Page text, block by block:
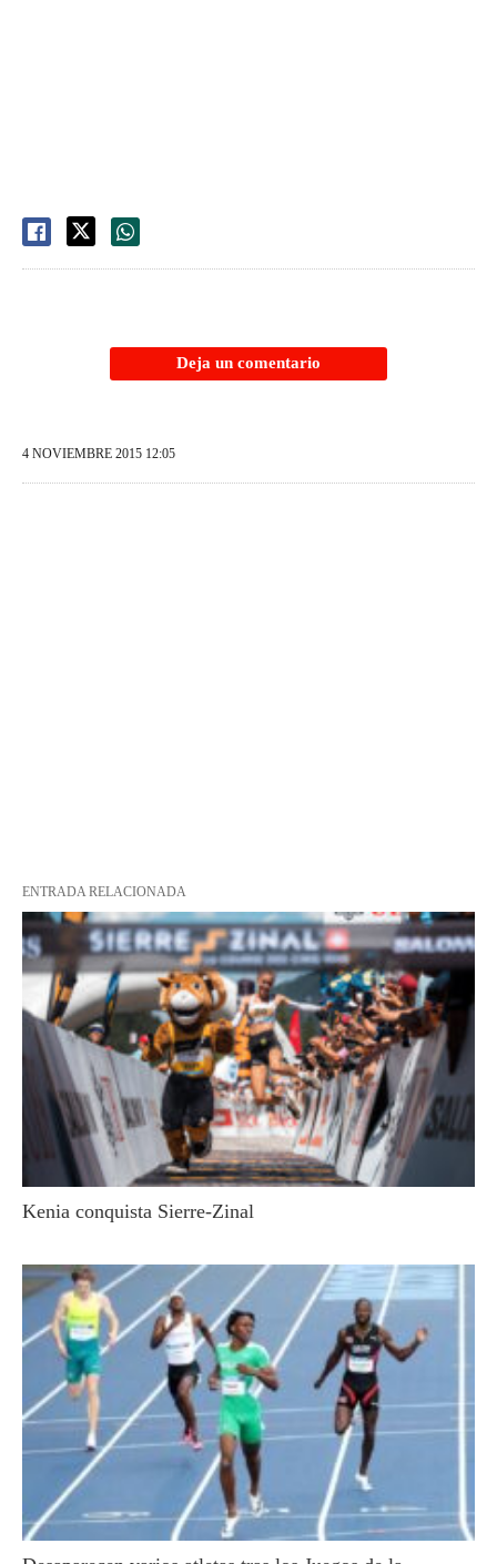
Deja un comentario
4 NOVIEMBRE 2015 12:05
ENTRADA RELACIONADA
Kenia conquista Sierre-Zinal